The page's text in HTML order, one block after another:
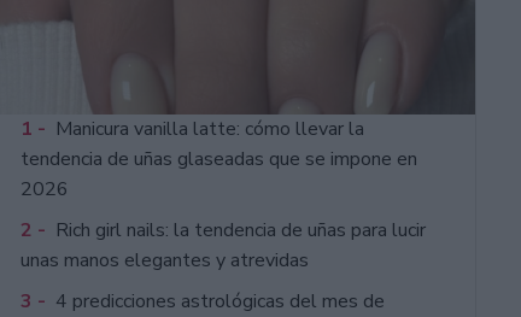
1 - Manicura vanilla latte: cómo llevar la
tendencia de uñas glaseadas que se impone en
2026
2 - Rich girl nails: la tendencia de uñas para lucir
unas manos elegantes y atrevidas
3 - 4 predicciones astrológicas del mes de